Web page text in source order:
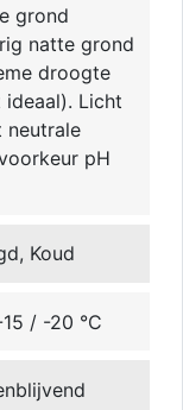
grond
natte grond
droogte
ideaal). Licht
neutrale
pH
Koud
/ -20 °C